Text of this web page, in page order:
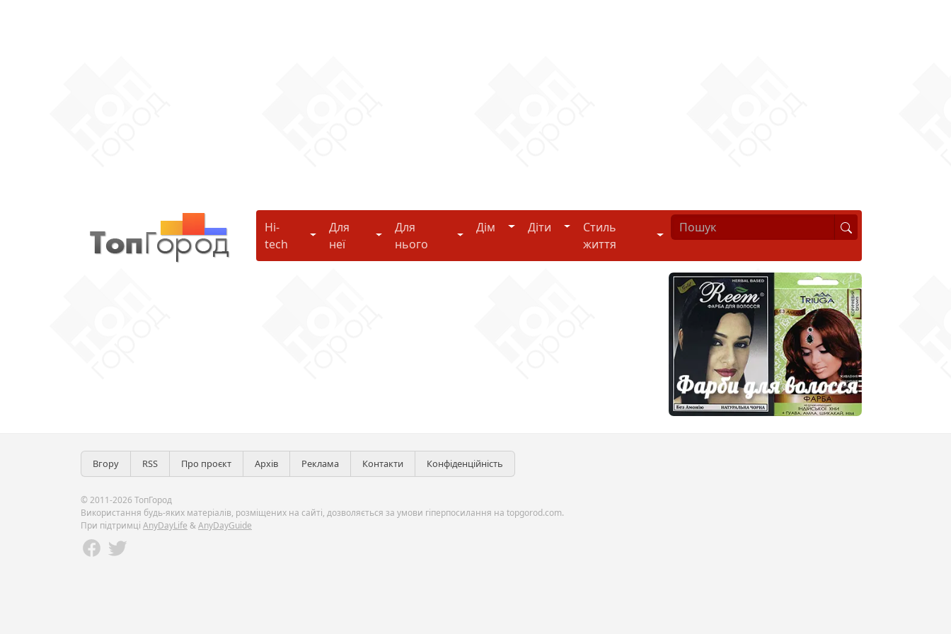
Hi-
tech
Hi-tech
Для
неї
Для неї
Для
нього
Для нього
Дім Дім Діти ДітиСтиль
життя
Стиль життя
Вгору RSS Про проєкт Архів Реклама Контакти Конфіденційність
© 2011-2026 ТопГород
Використання будь-яких матеріалів, розміщених на сайті, дозволяється за умови гіперпосилання на topgorod.com.
При підтримці AnyDayLife &AnyDayGuide